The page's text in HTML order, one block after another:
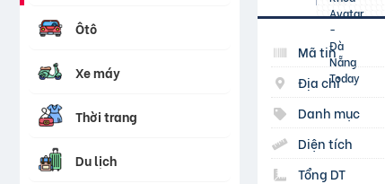
Ôtô
Xe máy
Thời trang
Du lịch
Mã tin
Địa chỉ
Danh mục
Diện tích
Tổng DT